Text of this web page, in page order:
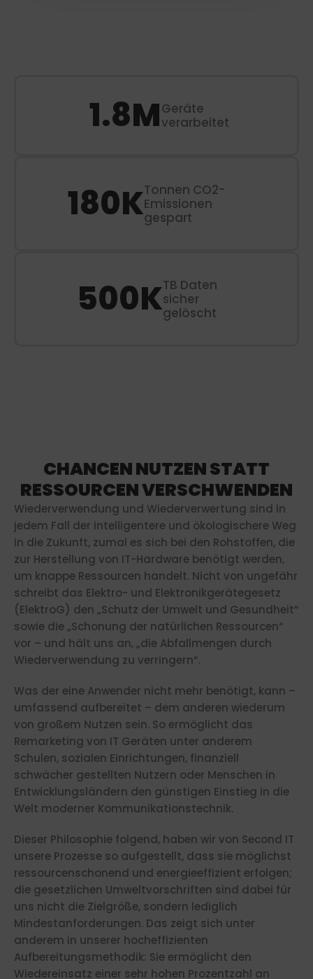
1.8MGeräte
verarbeitet
180KTonnen CO2-
Emissionen
gespart
500KTB Daten
sicher
gelöscht
CHANCEN NUTZEN STATT
RESSOURCEN VERSCHWENDEN
Wiederverwendung und Wiederverwertung sind in
jedem Fall der intelligentere und ökologischere Weg
in die Zukunft, zumal es sich bei den Rohstoffen, die
zur Herstellung von IT-Hardware benötigt werden,
um knappe Ressourcen handelt. Nicht von ungefähr
schreibt das Elektro- und Elektronikgerätegesetz
(ElektroG) den „Schutz der Umwelt und Gesundheit“
sowie die „Schonung der natürlichen Ressourcen“
vor – und hält uns an, „die Abfallmengen durch
Wiederverwendung zu verringern“.
Was der eine Anwender nicht mehr benötigt, kann –
umfassend aufbereitet – dem anderen wiederum
von großem Nutzen sein. So ermöglicht das
Remarketing von IT Geräten unter anderem
Schulen, sozialen Einrichtungen, finanziell
schwächer gestellten Nutzern oder Menschen in
Entwicklungsländern den günstigen Einstieg in die
Welt moderner Kommunikationstechnik.
Dieser Philosophie folgend, haben wir von Second IT
unsere Prozesse so aufgestellt, dass sie möglichst
ressourcenschonend und energieeffizient erfolgen;
die gesetzlichen Umweltvorschriften sind dabei für
uns nicht die Zielgröße, sondern lediglich
Mindestanforderungen. Das zeigt sich unter
anderem in unserer hocheffizienten
Aufbereitungsmethodik: Sie ermöglicht den
Wiedereinsatz einer sehr hohen Prozentzahl an